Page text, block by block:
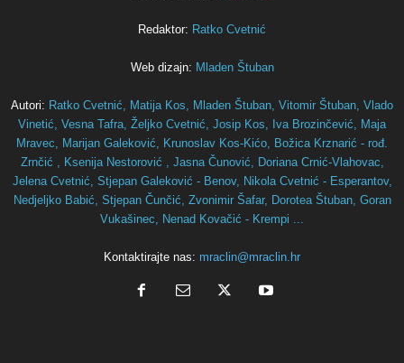
Redaktor: Ratko Cvetnić
Web dizajn: Mladen Štuban
Autori: Ratko Cvetnić, Matija Kos, Mladen Štuban, Vitomir Štuban, Vlado
Vinetić, Vesna Tafra, Željko Cvetnić, Josip Kos, Iva Brozinčević, Maja
Mravec, Marijan Galeković, Krunoslav Kos-Kićo, Božica Krznarić - rođ.
Zrnčić , Ksenija Nestorović , Jasna Čunović, Doriana Crnić-Vlahovac,
Jelena Cvetnić, Stjepan Galeković - Benov, Nikola Cvetnić - Esperantov,
Nedjeljko Babić, Stjepan Čunčić, Zvonimir Šafar, Dorotea Štuban, Goran
Vukašinec, Nenad Kovačić - Krempi ...
Kontaktirajte nas: mraclin@mraclin.hr